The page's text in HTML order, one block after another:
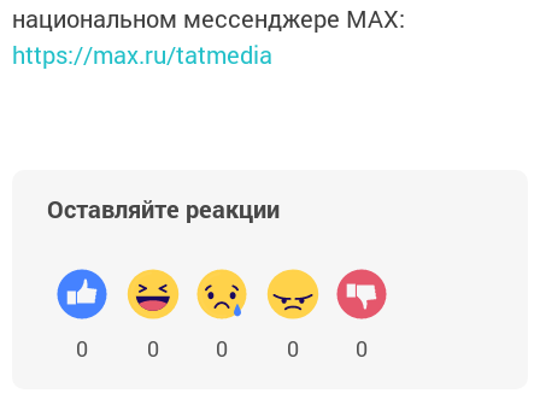
национальном мессенджере MАХ:
https://max.ru/tatmedia
Оставляйте реакции
0 0 0 0 0